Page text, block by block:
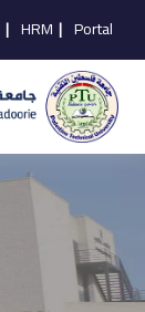
Portal
|
HRM
|